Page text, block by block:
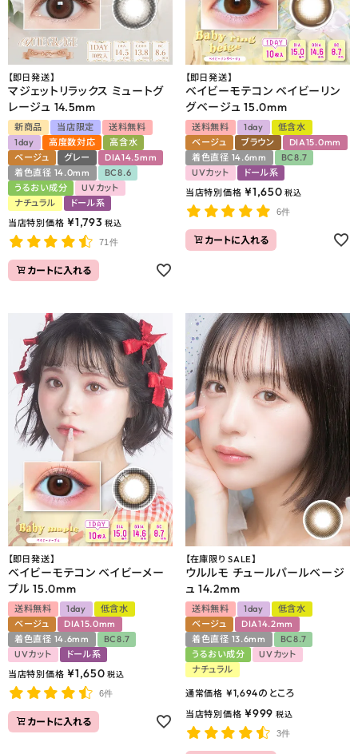
【即日発送】
マジェットリラックス ミュートグ
レージュ 14.5mm
新商品 当店限定
送料無料
1day
高度数対応
高含水
ベージュ
グレー
DIA14.5mm
着色直径 14.0mm
BC8.6
うるおい成分
UVカット
ナチュラル
ドール系
当店特別価格 ¥1,793 税込
71件
カートに入れる
【即日発送】
ベイビーモテコン ベイビーリン
グベージュ 15.0mm
送料無料 1day
低含水
ベージュ
ブラウン
DIA15.0mm
着色直径 14.6mm
BC8.7
UVカット
ドール系
当店特別価格 ¥1,650 税込
6件
カートに入れる
【即日発送】
ベイビーモテコン ベイビーメー
プル 15.0mm
送料無料 1day
低含水
ベージュ
DIA15.0mm
着色直径 14.6mm
BC8.7
UVカット
ドール系
当店特別価格 ¥1,650 税込
6件
カートに入れる
【在庫限り SALE】
ウルルモ チュールパールベージ
ュ 14.2mm
送料無料 1day
低含水
ベージュ
DIA14.2mm
着色直径 13.6mm
BC8.7
うるおい成分
UVカット
ナチュラル
通常価格 ¥1,694のところ
当店特別価格 ¥999 税込
3件